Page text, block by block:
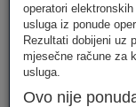
FIKSNA
operatori
usluga iz ponude
Rezultati dobijeni uz
mjesečne račune za
usluga.
Ovo nije